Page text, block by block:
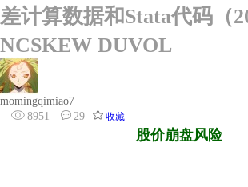
差计算数据和Stata代码（
NCSKEW DUVOL
momingqimiao7
8951
29 收藏
股价崩盘风险